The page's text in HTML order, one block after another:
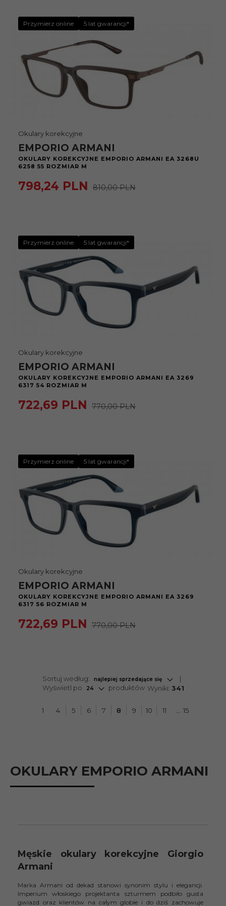
Przymierz online 5 lat gwarancji*
Okulary korekcyjne
EMPORIO ARMANI
OKULARY KOREKCYJNE EMPORIO ARMANI EA 3268U
6258 55 ROZMIAR M
798,24 PLN 810,00 PLN
Przymierz online 5 lat gwarancji*
Okulary korekcyjne
EMPORIO ARMANI
OKULARY KOREKCYJNE EMPORIO ARMANI EA 3269
6317 54 ROZMIAR M
722,69 PLN 770,00 PLN
Przymierz online 5 lat gwarancji*
Okulary korekcyjne
EMPORIO ARMANI
OKULARY KOREKCYJNE EMPORIO ARMANI EA 3269
6317 56 ROZMIAR M
722,69 PLN 770,00 PLN
Sortuj według:
sort najlepiej sprzedające się
Wyświetl po
pop 24 produktów Wyniki: 341
1 4 5 6 7 8 9 10 11 15
OKULARY EMPORIO ARMANI
Męskie okulary korekcyjne Giorgio
Armani
Marka Armani od dekad stanowi synonim stylu i elegancji.
Imperium włoskiego projektanta szturmem podbiło gusta
gwiazd oraz klientów na całym globie i do dziś zachowuje